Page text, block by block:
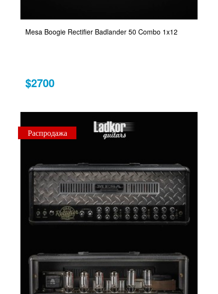
Mesa Boogie Rectifier Badlander 50 Combo 1x12
$2700
Распродажа